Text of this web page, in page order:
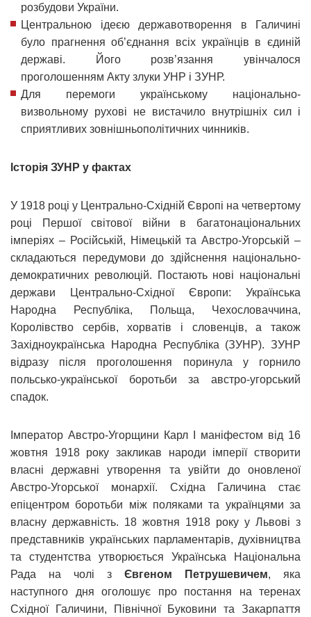
розбудови України.
Центральною ідеєю державотворення в Галичині
було прагнення об’єднання всіх українців в єдиній
державі. Його розв’язання увінчалося
проголошенням Акту злуки УНР і ЗУНР.
Для перемоги українському національно-
визвольному рухові не вистачило внутрішніх сил і
сприятливих зовнішньополітичних чинників.
Історія ЗУНР у фактах
У 1918 році у Центрально-Східній Європі на четвертому
році Першої світової війни в багатонаціональних
імперіях – Російській, Німецькій та Австро-Угорській –
складаються передумови до здійснення національно-
демократичних революцій. Постають нові національні
держави Центрально-Східної Європи: Українська
Народна Республіка, Польща, Чехословаччина,
Королівство сербів, хорватів і словенців, а також
Західноукраїнська Народна Республіка (ЗУНР). ЗУНР
відразу після проголошення поринула у горнило
польсько-української боротьби за австро-угорський
спадок.
Імператор Австро-Угорщини Карл І маніфестом від 16
жовтня 1918 року закликав народи імперії створити
власні державні утворення та увійти до оновленої
Австро-Угорської монархії. Східна Галичина стає
епіцентром боротьби між поляками та українцями за
власну державність. 18 жовтня 1918 року у Львові з
представників українських парламентарів, духівництва
та студентства утворюється Українська Національна
Рада на чолі з Євгеном Петрушевичем, яка
наступного дня оголошує про постання на теренах
Східної Галичини, Північної Буковини та Закарпаття